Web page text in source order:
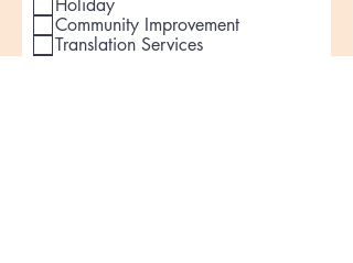
Holiday
Community Improvement
Translation Services